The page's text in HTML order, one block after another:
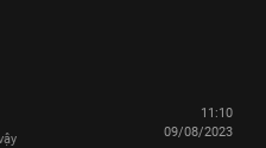
11:10
09/08/2023